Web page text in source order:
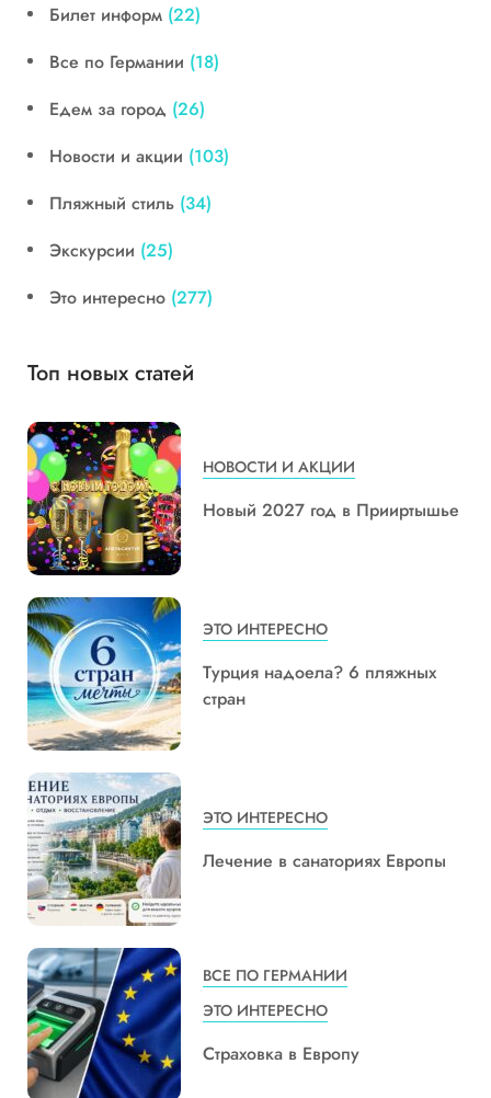
Билет информ (22)
Все по Германии (18)
Едем за город (26)
Новости и акции (103)
Пляжный стиль (34)
Экскурсии (25)
Это интересно (277)
Топ новых статей
НОВОСТИ И АКЦИИ
Новый 2027 год в Прииртышье
ЭТО ИНТЕРЕСНО
Турция надоела? 6 пляжных
стран
ЭТО ИНТЕРЕСНО
Лечение в санаториях Европы
ВСЕ ПО ГЕРМАНИИ
ЭТО ИНТЕРЕСНО
Страховка в Европу